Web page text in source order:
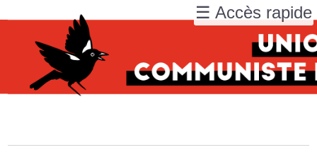
☰ Accès rapide